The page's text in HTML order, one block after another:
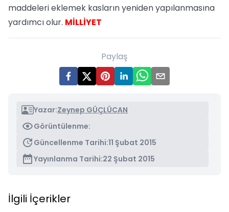
maddeleri eklemek kasların yeniden yapılanmasına
yardımcı olur. MİLLİYET
Paylaş
Yazar:Zeynep GÜÇLÜCAN
Görüntülenme:
Güncellenme Tarihi:11 Şubat 2015
Yayınlanma Tarihi:22 Şubat 2015
İlgili İçerikler